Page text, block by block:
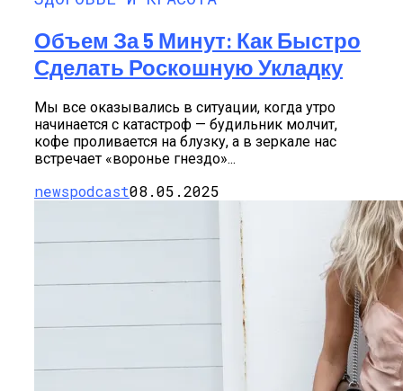
Объем За 5 Минут: Как Быстро
Сделать Роскошную Укладку
Мы все оказывались в ситуации, когда утро
начинается с катастроф — будильник молчит,
кофе проливается на блузку, а в зеркале нас
встречает «воронье гнездо»...
newspodcast08.05.2025